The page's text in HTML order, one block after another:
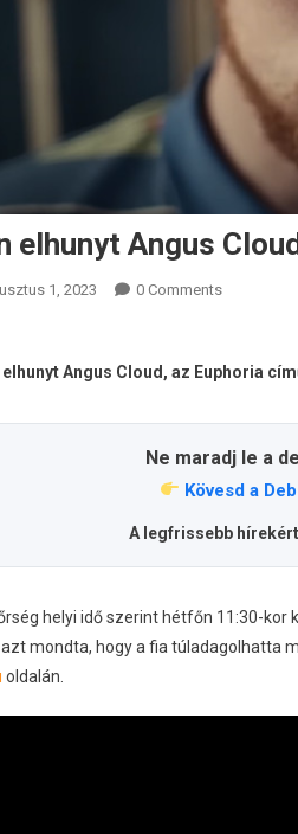
elhunyt Angus
1, 2023 0 Comments
elhunyt Angus Cloud, az Euphoria
Ne maradj le a
Kövesd a
A legfrissebb
helyi idő szerint hétfőn 11:30-
mondta, hogy a fia túladagolhatta
oldalán.